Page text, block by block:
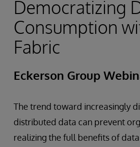
Democratizing
Consumption
Fabric
Eckerson Group
The trend toward increasingly
distributed data can prevent
realizing the full benefits of data